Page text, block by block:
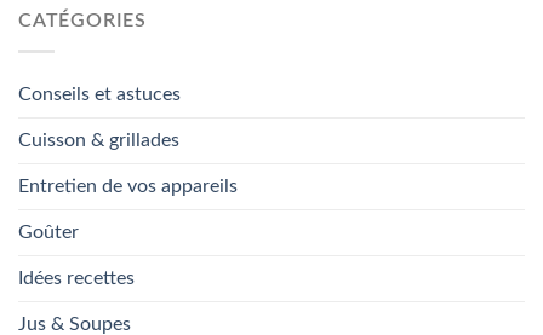
CATÉGORIES
Conseils et astuces
Cuisson & grillades
Entretien de vos appareils
Goûter
Idées recettes
Jus & Soupes